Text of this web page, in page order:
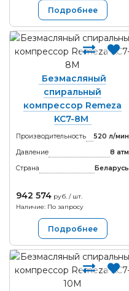
Подробнее
Безмасляный
спиральный
компрессор Remeza
KC7-8М
Производительность
520 л/мин
Давление
8 атм
Страна
Беларусь
942 574 руб. / шт.
Наличие: По запросу
Подробнее